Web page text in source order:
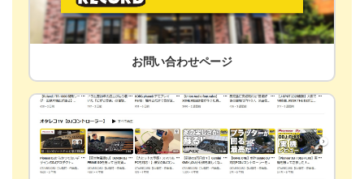
お問い合わせページ